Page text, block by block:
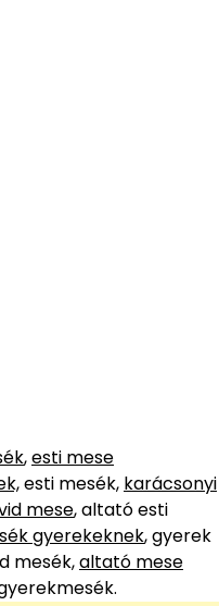
,esti mese
esti mesék, karácsonyi
mese, altató esti
gyerekeknek, gyerek
mesék,altató mese